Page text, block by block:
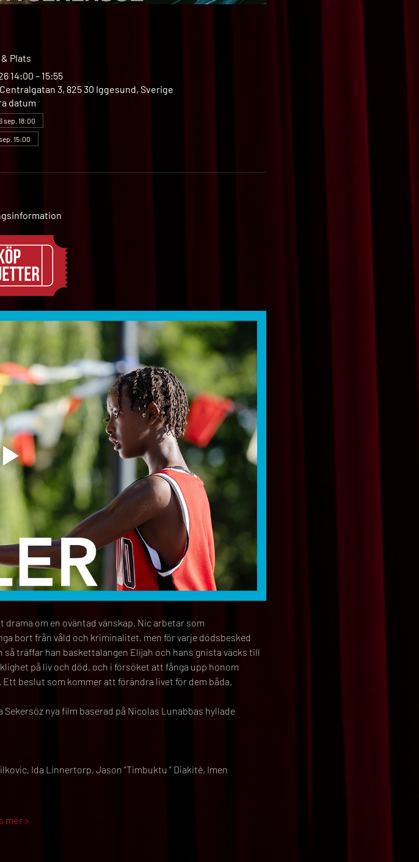
Plats
14:00 – 15:55
3, 825 30 Iggesund, Sverige
datum
sep. 18:00
15:00
drama om en oväntad vänskap. Nic arbetar som
bort från våld och kriminalitet, men för varje dödsbesked
så träffar han baskettalangen Elijah och hans gnista väcks till
på liv och död, och i försöket att fånga upp honom
beslut som kommer att förändra livet för dem båda.
Sekersöz nya film baserad på Nicolas Lunabbas hyllade
Ida Linnertorp, Jason ”Timbuktu ” Diakité, Imen
mer >